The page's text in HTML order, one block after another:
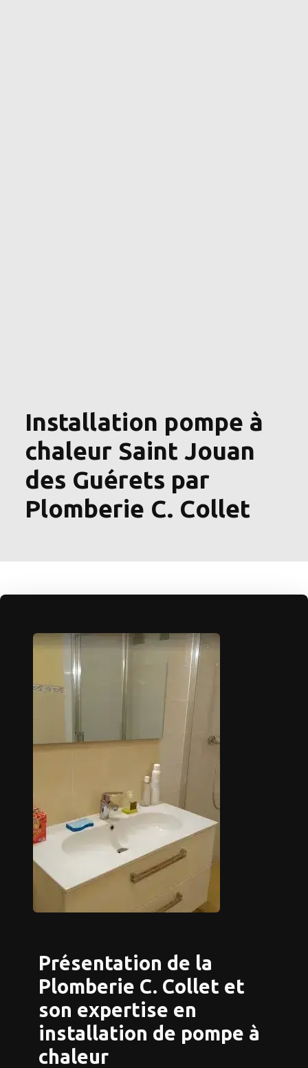
Installation pompe à
chaleur Saint Jouan
des Guérets par
Plomberie C. Collet
Présentation de la
Plomberie C. Collet et
son expertise en
installation de pompe à
chaleur